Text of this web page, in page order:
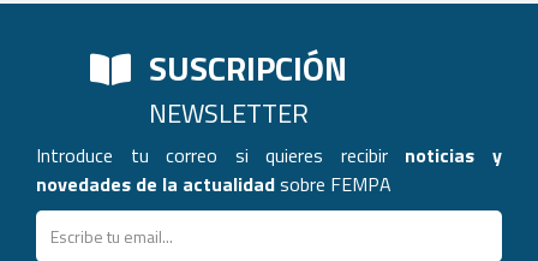
SUSCRIPCIÓN
NEWSLETTER
Introduce tu correo si quieres recibir noticias y
novedades de la actualidadsobre FEMPA